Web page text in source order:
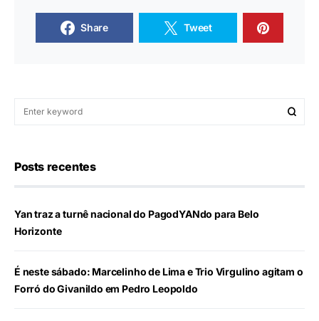
Share Tweet
Posts recentes
Yan traz a turnê nacional do PagodYANdo para Belo
Horizonte
É neste sábado: Marcelinho de Lima e Trio Virgulino agitam o
Forró do Givanildo em Pedro Leopoldo